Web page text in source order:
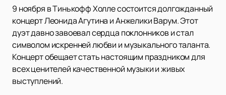
9 ноября в Тинькофф Холле состоится долгожданный
концерт Леонида Агутина и Анжелики Варум. Этот
дуэт давно завоевал сердца поклонников и стал
символом искренней любви и музыкального таланта.
Концерт обещает стать настоящим праздником для
всех ценителей качественной музыки и живых
выступлений.